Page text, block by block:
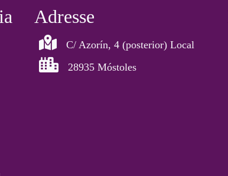
Adresse
C/ Azorín, 4 (posterior) Local
28935 Móstoles